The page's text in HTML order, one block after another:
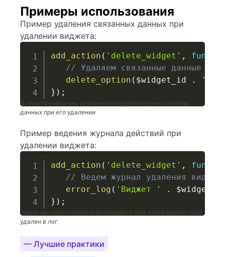
Примеры использования
Пример удаления связанных данных при
удалении виджета:
add_action ( 'delete_widget' ,
// Удаляем связанные данные из
delete_option ( $widget_id .
} ) ;
В этом примере мы удаляем настройки виджета из базы
данных при его удалении
Пример ведения журнала действий при
удалении виджета:
add_action ( 'delete_widget' ,
// Ведем журнал удаления
error_log ( 'Виджет ' .
} ) ;
Здесь мы записываем информацию о том, какой виджет был
удален в лог
— Лучшие практики